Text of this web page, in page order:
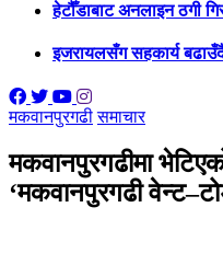
हेटौँडाबाट अनलाइन ठगी
इजरायलसँग सहकार्य
मकवानपुरगढी समाचार
मकवानपुरगढीमा
‘मकवानपुरगढी